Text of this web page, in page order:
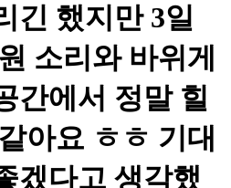
긴 했지만 3일
소리와 바위게
간에서 정말 힐
아요 ㅎㅎ 기대
겠다고 생각했